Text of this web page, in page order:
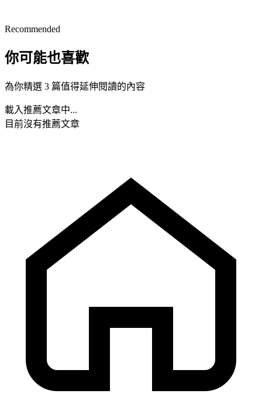
Recommended
你可能也喜歡
為你精選 3 篇值得延伸閱讀的內容
載入推薦文章中...
目前沒有推薦文章